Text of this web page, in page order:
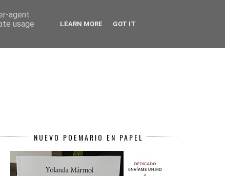
¡GRATIS!
NUEVO POEMARIO EN PAPEL
agent
usage
LEARN MORE GOT IT